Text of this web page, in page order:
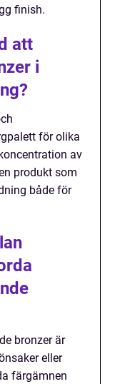
finish.
att
i
för olika
av
produkt som
både för
bronzer är
eller
färgämnen